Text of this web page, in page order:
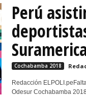
Perú
Cochabamba 2018
Redacción
Odesur Cochabamba